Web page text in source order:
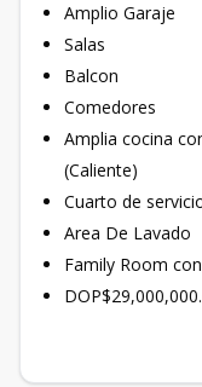
Amplio Garaje
Salas
Balcon
Comedores
Amplia cocina
(Caliente)
Cuarto de
Area De Lavado
Family Room